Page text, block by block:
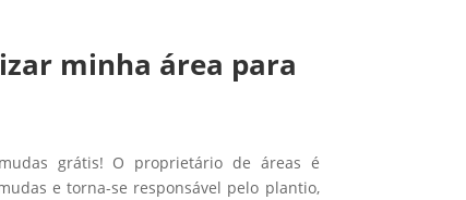
minha área para
grátis! O proprietário de áreas é
e torna-se responsável pelo plantio,